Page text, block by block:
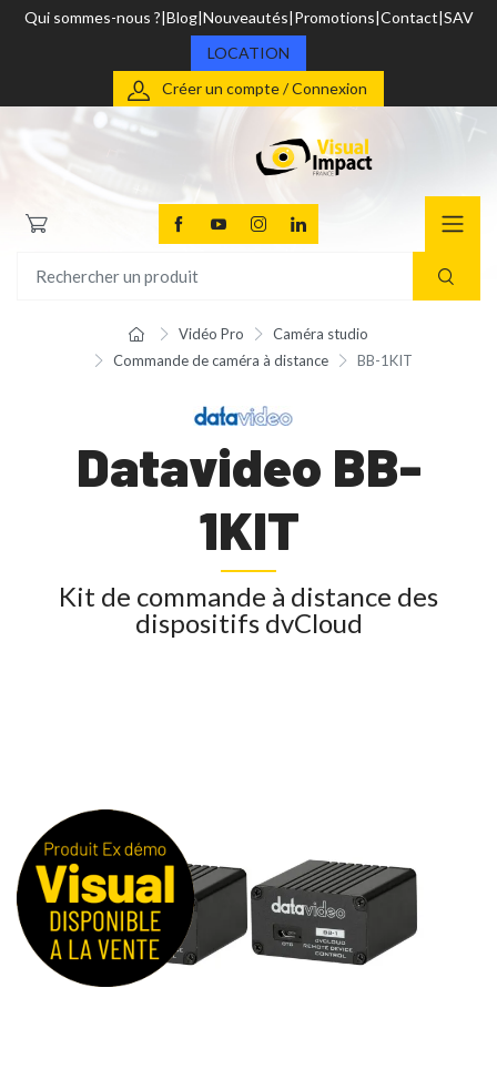
Qui sommes-nous ? Blog Nouveautés Promotions Contact SAV
LOCATION
Créer un compte / Connexion
Vidéo Pro
Caméra studio
Commande de caméra à distance
BB-1KIT
Datavideo BB-
1KIT
Kit de commande à distance des
dispositifs dvCloud